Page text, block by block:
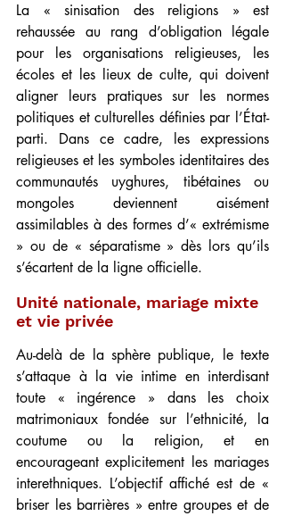
La « sinisation des religions » est
rehaussée au rang d’obligation légale
pour les organisations religieuses, les
écoles et les lieux de culte, qui doivent
aligner leurs pratiques sur les normes
politiques et culturelles définies par l’État-
parti. Dans ce cadre, les expressions
religieuses et les symboles identitaires des
communautés uyghures, tibétaines ou
mongoles deviennent aisément
assimilables à des formes d’« extrémisme
» ou de « séparatisme » dès lors qu’ils
s’écartent de la ligne officielle.
Unité nationale, mariage mixte
et vie privée
Au-delà de la sphère publique, le texte
s’attaque à la vie intime en interdisant
toute « ingérence » dans les choix
matrimoniaux fondée sur l’ethnicité, la
coutume ou la religion, et en
encourageant explicitement les mariages
interethniques. L’objectif affiché est de «
briser les barrières » entre groupes et de